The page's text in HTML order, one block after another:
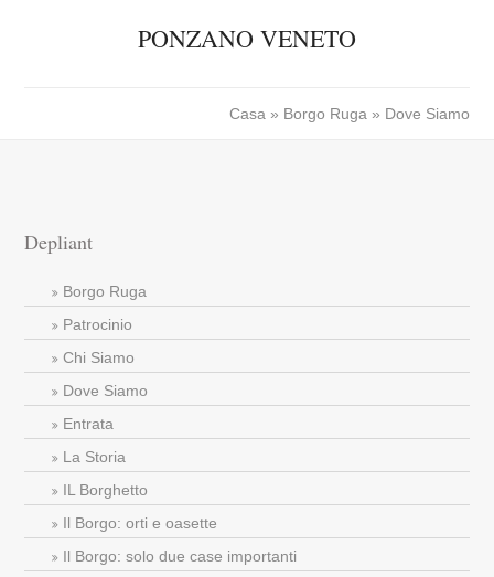
PONZANO VENETO
Casa » Borgo Ruga » Dove Siamo
Depliant
Borgo Ruga
Patrocinio
Chi Siamo
Dove Siamo
Entrata
La Storia
IL Borghetto
Il Borgo: orti e oasette
Il Borgo: solo due case importanti